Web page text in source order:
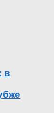
в